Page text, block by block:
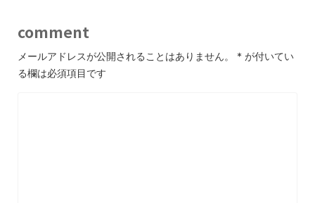
comment
メールアドレスが公開されることはありません。 * が付いてい
る欄は必須項目です